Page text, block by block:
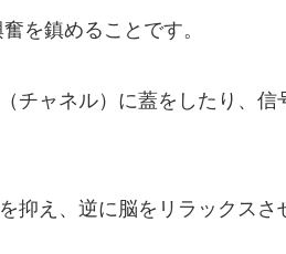
を鎮めることです。
チャネル）に蓋をしたり、信
抑え、逆に脳をリラックスさ